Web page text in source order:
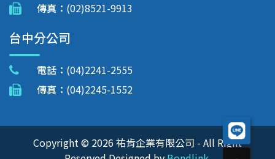
傳真： (02)8521-9913
台中分公司
電話： (04)2241-2555
傳真： (04)2245-1552
Copyright © 2026 祐肯企業有限公司 - All Right